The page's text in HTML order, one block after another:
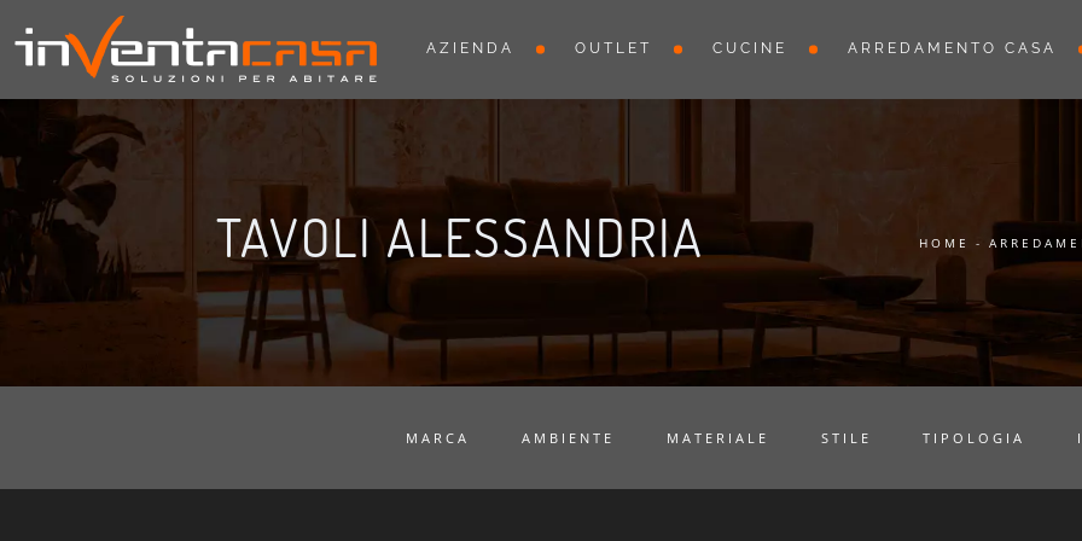
AZIENDA OUTLET CUCINE ARREDAMENTO CASA
TAVOLI ALESSANDRIA HOME -
MARCA AMBIENTE MATERIALE STILE TIPOLOGIA